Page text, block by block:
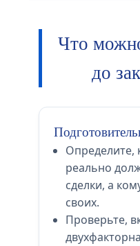
Что
до
Определите,
реально
сделки, а
своих.
Проверьте,